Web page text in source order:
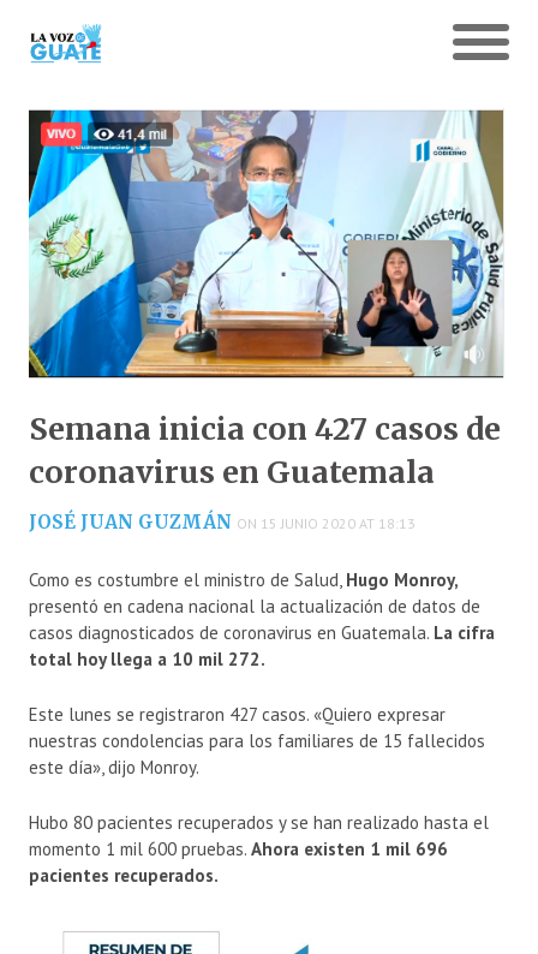
Semana inicia con 427 casos de
coronavirus en Guatemala
JOSÉ JUAN GUZMÁN ON 15 JUNIO 2020 AT 18:13
Como es costumbre el ministro de Salud, Hugo Monroy,
presentó en cadena nacional la actualización de datos de
casos diagnosticados de coronavirus en Guatemala. La cifra
total hoy llega a 10 mil 272.
Este lunes se registraron 427 casos. «Quiero expresar
nuestras condolencias para los familiares de 15 fallecidos
este día», dijo Monroy.
Hubo 80 pacientes recuperados y se han realizado hasta el
momento 1 mil 600 pruebas. Ahora existen 1 mil 696
pacientes recuperados.